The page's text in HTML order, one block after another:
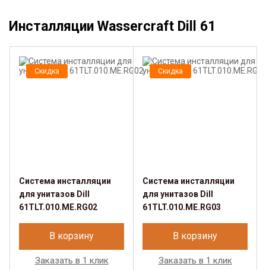
Инсталляции Wassercraft Dill 61
Скидка
Система инсталляции
для унитазов Dill
61TLT.010.ME.RG02
В корзину
Заказать в 1 клик
Скидка
Система инсталляции
для унитазов Dill
61TLT.010.ME.RG03
В корзину
Заказать в 1 клик